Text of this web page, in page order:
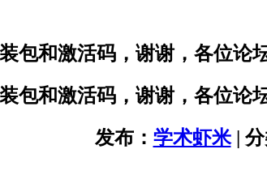
包和激活码，谢谢，各位论
包和激活码，谢谢，各位论
发布： 学术虾米| 分